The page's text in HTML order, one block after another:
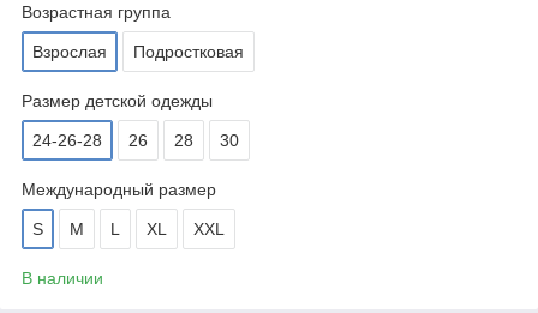
Возрастная группа
Взрослая Подростковая
Размер детской одежды
24-26-28 26 28 30
Международный размер
S M L XL XXL
В наличии